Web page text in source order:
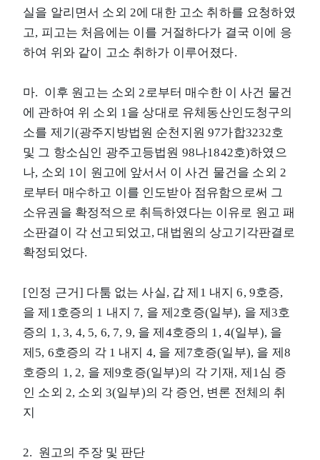
실을 알리면서 소외 2에 대한 고소 취하를 요청하였
고, 피고는 처음에는 이를 거절하다가 결국 이에 응
하여 위와 같이 고소 취하가 이루어졌다.
마. 이후 원고는 소외 2로부터 매수한 이 사건 물건
에 관하여 위 소외 1을 상대로 유체동산인도청구의
소를 제기(광주지방법원 순천지원 97가합3232호
및 그 항소심인 광주고등법원 98나1842호)하였으
나, 소외 1이 원고에 앞서서 이 사건 물건을 소외 2
로부터 매수하고 이를 인도받아 점유함으로써 그
소유권을 확정적으로 취득하였다는 이유로 원고 패
소판결이 각 선고되었고, 대법원의 상고기각판결로
확정되었다.
[인정 근거] 다툼 없는 사실, 갑 제1 내지 6, 9호증,
을 제1호증의 1 내지 7, 을 제2호증(일부), 을 제3호
증의 1, 3, 4, 5, 6, 7, 9, 을 제4호증의 1, 4(일부), 을
제5, 6호증의 각 1 내지 4, 을 제7호증(일부), 을 제8
호증의 1, 2, 을 제9호증(일부)의 각 기재, 제1심 증
인 소외 2, 소외 3(일부)의 각 증언, 변론 전체의 취
지
2. 원고의 주장 및 판단